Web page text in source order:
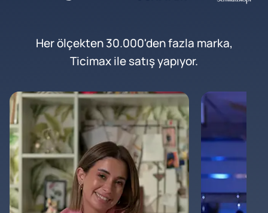
Her ölçekten 30.000'den fazla marka,
Ticimax ile satış yapıyor.